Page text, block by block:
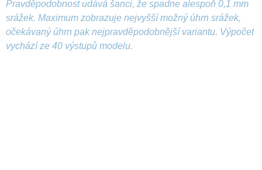
Pravděpodobnost udává šanci, že spadne alespoň 0,1 mm
srážek. Maximum zobrazuje nejvyšší možný úhrn srážek,
očekávaný úhrn pak nejpravděpodobnější variantu. Výpočet
vychází ze 40 výstupů modelu.